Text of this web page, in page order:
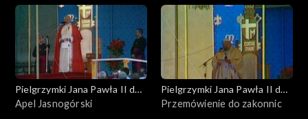
Pielgrzymki Jana Pawła II do
Polski
Apel Jasnogórski
Pielgrzymki Jana Pawła II do
Polski
Przemówienie do zakonnic